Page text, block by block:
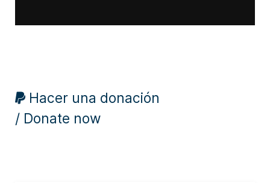
Hacer una donación
/ Donate now